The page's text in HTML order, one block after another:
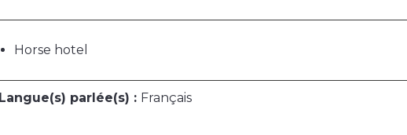
Horse hotel
Langue(s) parlée(s) : Français